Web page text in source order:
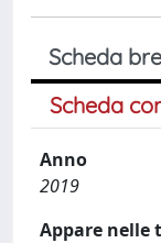
Scheda
Scheda
Anno
2019
Appare nelle